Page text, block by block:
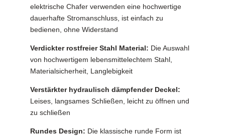
elektrische Chafer verwenden eine hochwertige
dauerhafte Stromanschluss, ist einfach zu
bedienen, ohne Widerstand
Verdickter rostfreier Stahl Material: Die Auswahl
von hochwertigem lebensmittelechtem Stahl,
Materialsicherheit, Langlebigkeit
Verstärkter hydraulisch dämpfender Deckel:
Leises, langsames Schließen, leicht zu öffnen und
zu schließen
Rundes Design: Die klassische runde Form ist